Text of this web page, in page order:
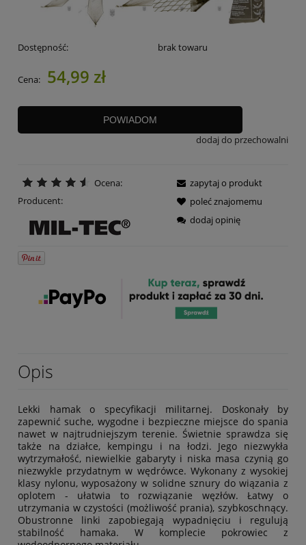
Dostępność: brak towaru
Cena: 54,99 zł
POWIADOM
dodaj do przechowalni
Ocena:
Producent:
zapytaj o produkt
poleć znajomemu
dodaj opinię
Opis
Lekki hamak o specyfikacji militarnej. Doskonały by
zapewnić suche, wygodne i bezpieczne miejsce do spania
nawet w najtrudniejszym terenie. Świetnie sprawdza się
także na działce, kempingu i na łodzi. Jego niezwykła
wytrzymałość, niewielkie gabaryty i niska masa czynią go
niezwykle przydatnym w wędrówce. Wykonany z wysokiej
klasy nylonu, wyposażony w solidne sznury do wiązania z
oplotem - ułatwia to rozwiązanie węzłów. Łatwy o
utrzymania w czystości (możliwość prania), szybkoschnący.
Obustronne linki zapobiegają wypadnięciu i regulują
stabilność hamaka. W komplecie pokrowiec z